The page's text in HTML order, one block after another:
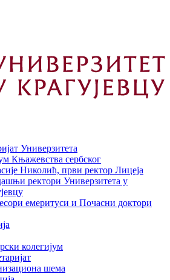
Универзитета
Књажевства сербског
Николић, први ректор Лицеја
ректори Универзитета у
емеритуси и Почасни доктори
колегијум
шема